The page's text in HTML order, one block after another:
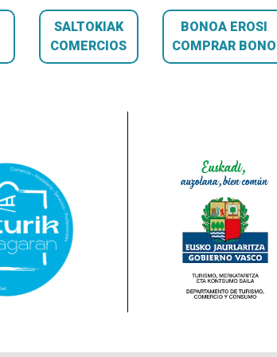
SALTOKIAK
COMERCIOS
BONOA EROSI
COMPRAR BONO